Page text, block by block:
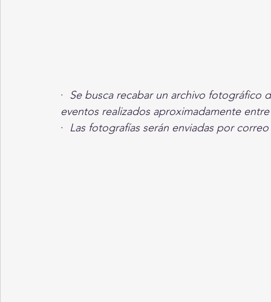
· Se busca recabar un archivo fotográfico
eventos realizados aproximadamente entre
· Las fotografías serán enviadas por